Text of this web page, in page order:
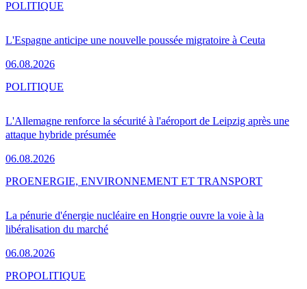
L'Espagne anticipe une nouvelle poussée migratoire à Ceuta
06.08.2026
POLITIQUE
L'Allemagne renforce la sécurité à l'aéroport de Leipzig après une
attaque hybride présumée
06.08.2026
POLITIQUE
La pénurie d'énergie nucléaire en Hongrie ouvre la voie à la
libéralisation du marché
06.08.2026
PROENERGIE, ENVIRONNEMENT ET TRANSPORT
PROPOLITIQUE